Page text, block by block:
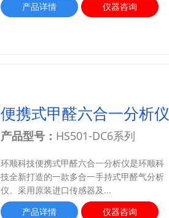
产品详情
仪器咨询
便携式甲醛六合一分析仪
产品型号： HS501-DC6系列
环顺科技便携式甲醛六合一分析仪是环顺科
技全新打造的一款多合一手持式甲醛气分析
仪。采用原装进口传感器及...
产品详情
仪器咨询